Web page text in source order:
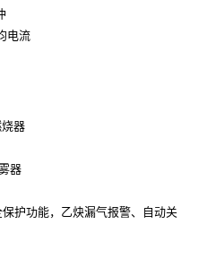
电流
器
器
护功能，乙炔漏气报警、自动关